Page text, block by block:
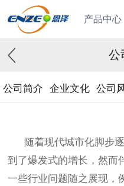
产品中心
公
公司简介 企业文化 公司
随着现代城市化脚步
到了爆发式的增长，然而
一些行业问题随之展现 ，